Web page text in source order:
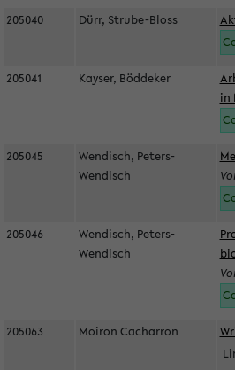
205040 Dürr, Strube-Bloss
205041 Kayser, Böddeker
in
205045
Wendisch, Peters-
Wendisch
205046
Wendisch, Peters-
Wendisch
205063 Moiron Cacharron